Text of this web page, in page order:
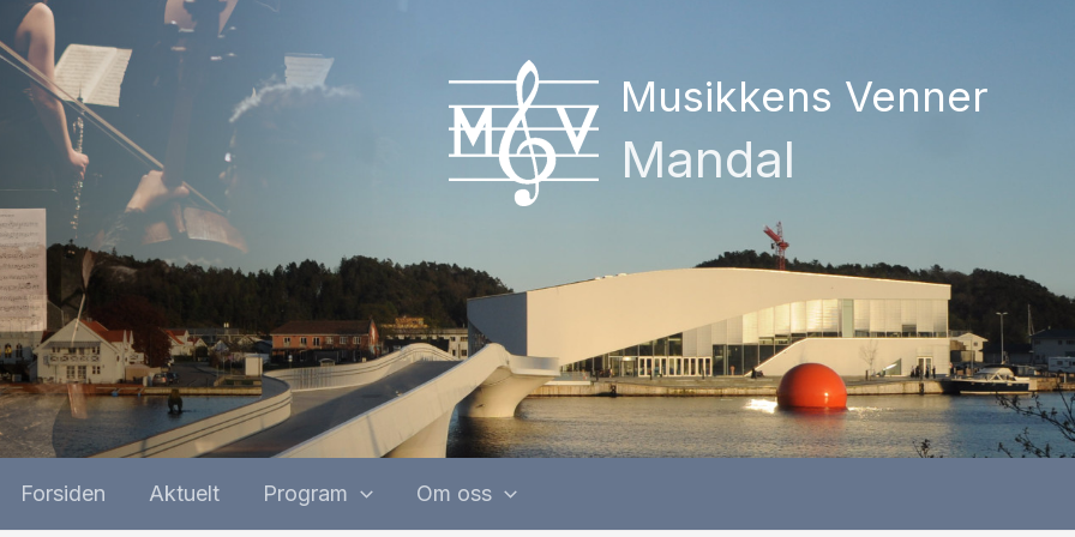
Musikkens Venner
Mandal
Forsiden Aktuelt Program Om oss